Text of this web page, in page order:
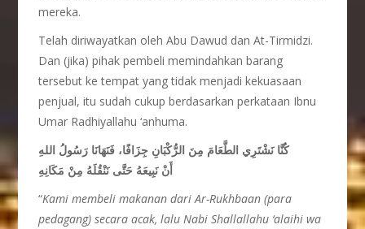
mereka.
Telah diriwayatkan oleh Abu Dawud dan At-Tirmidzi.
Dan (jika) pihak pembeli memindahkan barang
tersebut ke tempat yang tidak menjadi kekuasaan
penjual, itu sudah cukup berdasarkan perkataan Ibnu
Umar Radhiyallahu ‘anhuma.
كُنَّا نَشْتَرِي الطَّعَامَ مِنَ الرُّكْبَانِ جِزَافًا، فَنَهَانَا رَسُولُ اللهِ
أَنْ نَبِيعَهُ حَتَّى نَنْقُلَهُ مِنْ مَكَانِهِ
“Kami membeli makanan dari Ar-Rukhbaan (para
pedagang) secara acak, lalu Nabi Shallallahu ‘alaihi wa